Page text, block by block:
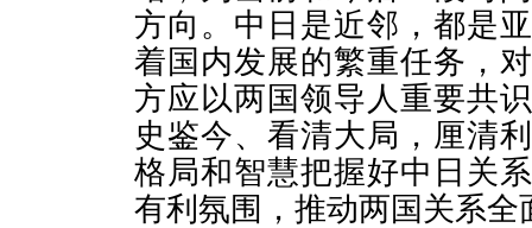
方向。中日是近邻，都是
着国内发展的繁重任务，
方应以两国领导人重要共
史鉴今、看清大局，厘清
格局和智慧把握好中日关
有利氛围，推动两国关系全